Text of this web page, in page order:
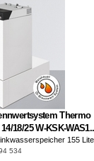
Thermo
18/25 W-KSK-
155
534